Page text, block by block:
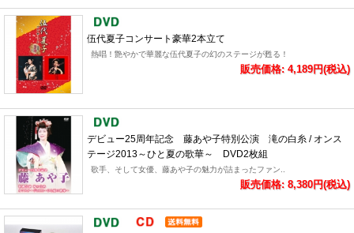
伍代夏子コンサート豪華2本立て
熱唱！艶やかで華麗な伍代夏子の幻のステージが甦る！
販売価格: 4,189円(税込)
デビュー25周年記念 藤あや子特別公演 滝の白糸 / オンス
テージ2013～ひと夏の歌華～ DVD2枚組
歌手、そして女優、藤あや子の魅力が詰まったファン..
販売価格: 8,380円(税込)